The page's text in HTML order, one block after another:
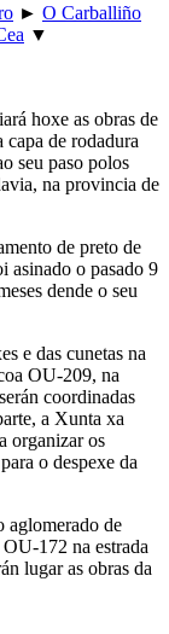
► O Carballiño
▼
hoxe as obras de
de rodadura
seu paso polos
na provincia de
de preto de
asinado o pasado 9
dende o seu
e das cunetas na
OU-209, na
coordinadas
a Xunta xa
organizar os
o despexe da
aglomerado de
172 na estrada
lugar as obras da